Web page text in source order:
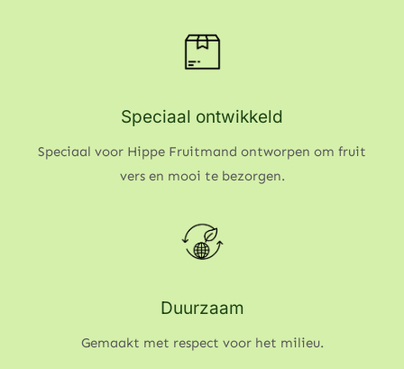
Speciaal ontwikkeld
Speciaal voor Hippe Fruitmand ontworpen om fruit
vers en mooi te bezorgen.
Duurzaam
Gemaakt met respect voor het milieu.